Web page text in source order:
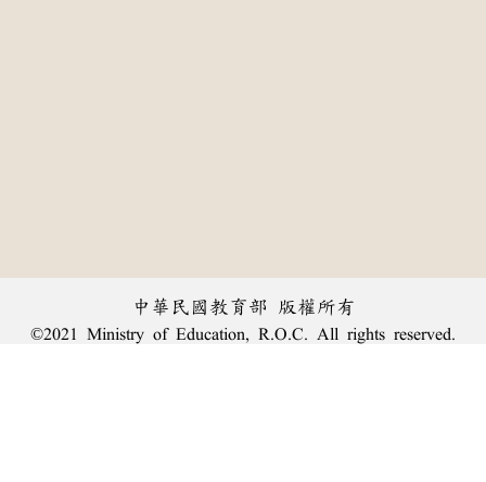
中華民國教育部 版權所有
©2021 Ministry of Education, R.O.C. All rights reserved.